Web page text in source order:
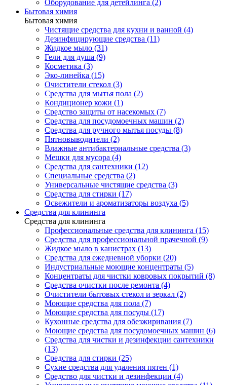
Оборудование для детейлинга (2)
Бытовая химия
Бытовая химия
Чистящие средства для кухни и ванной (4)
Дезинфицирующие средства (11)
Жидкое мыло (31)
Гели для душа (9)
Косметика (3)
Эко-линейка (15)
Очистители стекол (3)
Средства для мытья пола (2)
Кондиционер кожи (1)
Средство защиты от насекомых (7)
Средства для посудомоечных машин (2)
Средства для ручного мытья посуды (8)
Пятновыводители (2)
Влажные антибактериальные средства (3)
Мешки для мусора (4)
Средства для сантехники (12)
Специальные средства (2)
Универсальные чистящие средства (3)
Средства для стирки (17)
Освежители и ароматизаторы воздуха (5)
Средства для клининга
Средства для клининга
Профессиональные средства для клининга (15)
Средства для профессиональной прачечной (9)
Жидкое мыло в канистрах (13)
Средства для ежедневной уборки (20)
Индустриальные моющие концентраты (5)
Концентраты для чистки ковровых покрытий (8)
Средства очистки после ремонта (4)
Очистители бытовых стекол и зеркал (2)
Моющие средства для пола (7)
Моющие средства для посуды (17)
Кухонные средства для обезжиривания (7)
Моющие средства для посудомоечных машин (6)
Средства для чистки и дезинфекции сантехники
(13)
Средства для стирки (25)
Сухие средства для удаления пятен (1)
Средство для чистки и дезинфекции (4)